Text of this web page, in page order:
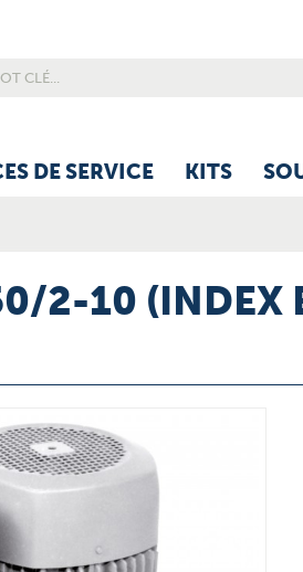
DE SERVICE KITS
2-10 (INDEX